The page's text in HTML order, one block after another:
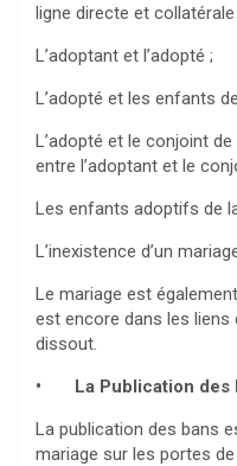
ligne directe et collatérale
L’adoptant et l’adopté ;
L’adopté et les enfants
L’adopté et le conjoint
entre l’adoptant et le
Les enfants adoptifs de
L’inexistence d’un
Le mariage est
est encore dans les liens
dissout.
• La Publication des
La publication des bans
mariage sur les portes de